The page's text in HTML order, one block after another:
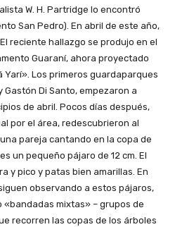
W. H. Partridge lo encontró
San Pedro). En abril de este año,
reciente hallazgo se produjo en el
Guaraní, ahora proyectado
Yarí». Los primeros guardaparques
Gastón Di Santo, empezaron a
de abril. Pocos días después,
por el área, redescubrieron al
pareja cantando en la copa de
un pequeño pájaro de 12 cm. El
y pico y patas bien amarillas. En
observando a estos pájaros,
mixtas» – grupos de
recorren las copas de los árboles